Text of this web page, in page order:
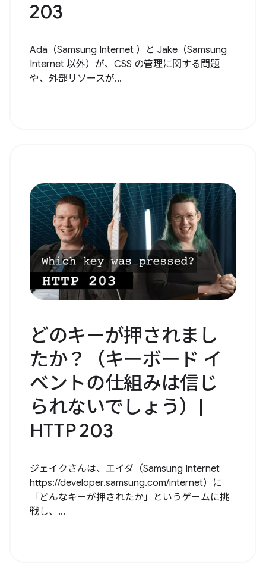
203
Ada（Samsung Internet ）と Jake（Samsung
Internet 以外）が、CSS の管理に関する問題
や、外部リソースが...
どのキーが押されまし
たか？（キーボード イ
ベントの仕組みは信じ
られないでしょう）|
HTTP 203
ジェイクさんは、エイダ（Samsung Internet
https://developer.samsung.com/internet）に
「どんなキーが押されたか」というゲームに挑
戦し、...